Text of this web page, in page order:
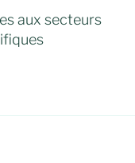
aux secteurs